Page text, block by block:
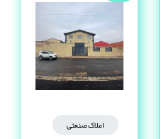
املاک صنعتی